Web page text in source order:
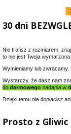
30 dni
Nie trafisz z rozmiarem,
to nie jest Twoja wymarzona
Wymieniamy lub
Wystarczy, że dasz nam
do darmowego nadania w
Dzięki temu nie dopłacisz
Prosto z Gliwic